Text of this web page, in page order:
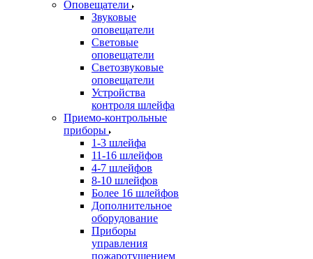
Оповещатели
Звуковые
оповещатели
Световые
оповещатели
Светозвуковые
оповещатели
Устройства
контроля шлейфа
Приемо-контрольные
приборы
1-3 шлейфа
11-16 шлейфов
4-7 шлейфов
8-10 шлейфов
Более 16 шлейфов
Дополнительное
оборудование
Приборы
управления
пожаротушением